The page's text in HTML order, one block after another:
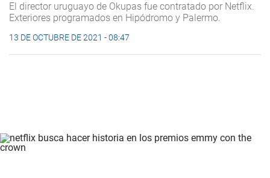
El director uruguayo de Okupas fue contratado por Netflix.
Exteriores programados en Hipódromo y Palermo.
13 DE OCTUBRE DE 2021 - 08:47